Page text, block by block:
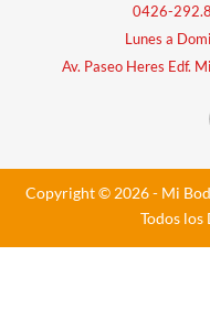
0426-
Lunes a
Av. Paseo Heres Edf.
Copyright © 2026 - Mi
Todos los